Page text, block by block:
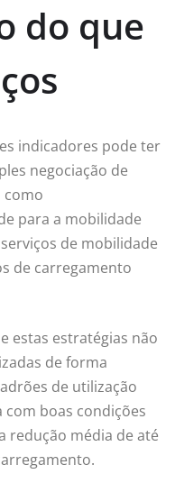
do que
indicadores pode ter
negociação de
como
para a mobilidade
de mobilidade
de carregamento
estas estratégias não
de forma
de utilização
boas condições
redução média de até